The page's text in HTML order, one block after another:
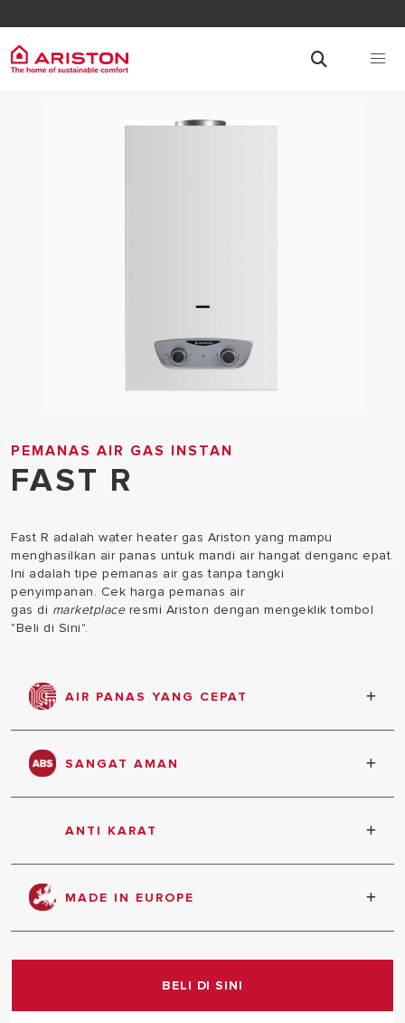
PEMANAS AIR GAS INSTAN
FAST R
Fast R adalah water heater gas Ariston yang mampu
menghasilkan air panas untuk mandi air hangat denganc epat.
Ini adalah tipe pemanas air gas tanpa tangki
penyimpanan. Cek harga pemanas air
gas di marketplace resmi Ariston dengan mengeklik tombol
"Beli di Sini".
AIR PANAS YANG CEPAT
Dilengkapi teknologi 2 Pin untuk waktu pemanasan
yang lebih cepat
SANGAT AMAN
Fitur keamanan ekstra
ANTI KARAT
Komponen yang tahan lama, terbuat dari tembaga
yang tahan lama dan anti karat
MADE IN EUROPE
Diproduksi dengan kualitas standard Eropa
BELI DI SINI